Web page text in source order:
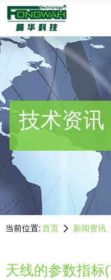
技术资讯
当前位置:首页 新闻资讯
天线的参数指标